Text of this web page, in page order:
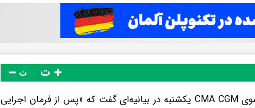
ت
به گزارش رویترز، شرکت کشتیرانی فرانسوی CMA CGM یکشنبه در بیانیه‌ای گفت که «پس از فرمان اجرایی